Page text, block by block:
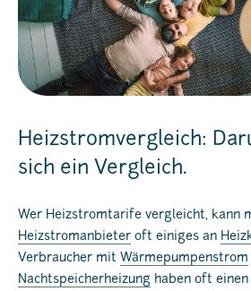
Heizstromvergleich:
sich ein Vergleich.
Wer Heizstromtarife vergleicht, kann
Heizstromanbieter oft einiges an
Verbraucher mit Wärmepumpenstrom
Nachtspeicherheizung haben oft einen